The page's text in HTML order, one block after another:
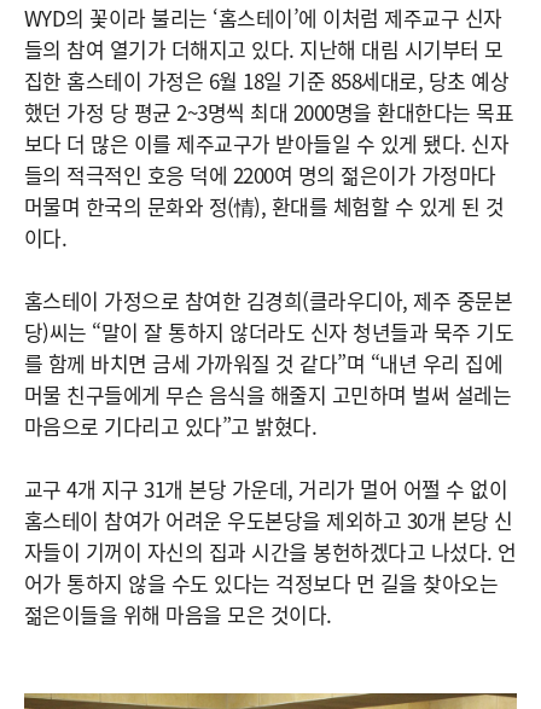
WYD의 꽃이라 불리는 ‘홈스테이’에 이처럼 제주교구 신자
들의 참여 열기가 더해지고 있다. 지난해 대림 시기부터 모
집한 홈스테이 가정은 6월 18일 기준 858세대로, 당초 예상
했던 가정 당 평균 2~3명씩 최대 2000명을 환대한다는 목표
보다 더 많은 이를 제주교구가 받아들일 수 있게 됐다. 신자
들의 적극적인 호응 덕에 2200여 명의 젊은이가 가정마다
머물며 한국의 문화와 정(情), 환대를 체험할 수 있게 된 것
이다.
홈스테이 가정으로 참여한 김경희(클라우디아, 제주 중문본
당)씨는 “말이 잘 통하지 않더라도 신자 청년들과 묵주 기도
를 함께 바치면 금세 가까워질 것 같다”며 “내년 우리 집에
머물 친구들에게 무슨 음식을 해줄지 고민하며 벌써 설레는
마음으로 기다리고 있다”고 밝혔다.
교구 4개 지구 31개 본당 가운데, 거리가 멀어 어쩔 수 없이
홈스테이 참여가 어려운 우도본당을 제외하고 30개 본당 신
자들이 기꺼이 자신의 집과 시간을 봉헌하겠다고 나섰다. 언
어가 통하지 않을 수도 있다는 걱정보다 먼 길을 찾아오는
젊은이들을 위해 마음을 모은 것이다.